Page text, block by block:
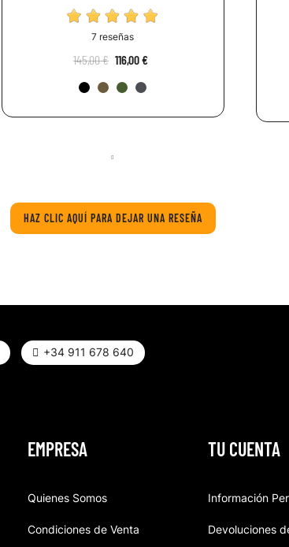
7 reseñas
145,00 € 116,00 €
HAZ CLIC AQUÍ PARA DEJAR UNA RESEÑA
+34 911 678 640
EMPRESA
Quienes Somos
Condiciones de Venta
TU CUENTA
Información
Devoluciones